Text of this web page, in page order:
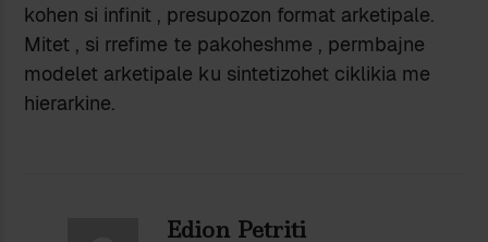
kohen si infinit , presupozon format arketipale.
Mitet , si rrefime te pakoheshme , permbajne
modelet arketipale ku sintetizohet ciklikia me
hierarkine.
Edion Petriti